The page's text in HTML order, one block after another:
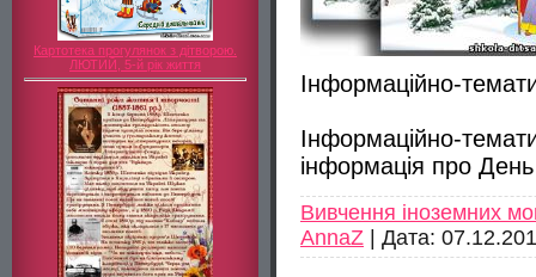
Картотека прогулянок з дітворою.
ЛЮТИЙ, 5-й рік життя
Інформаційно-
Інформаційно-
інформація про
Вивчення іноземних
AnnaZ | Дата: